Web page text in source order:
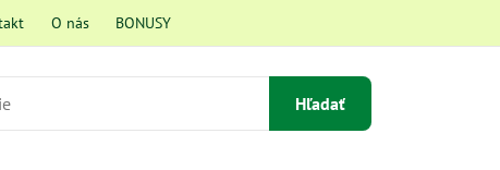
O nás BONUSY
Hľadať